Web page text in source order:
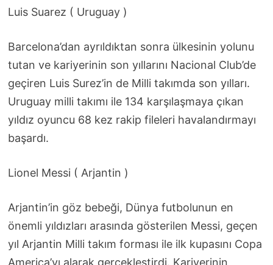
Luis Suarez ( Uruguay )
Barcelona’dan ayrıldıktan sonra ülkesinin yolunu
tutan ve kariyerinin son yıllarını Nacional Club’de
geçiren Luis Surez’in de Milli takımda son yılları.
Uruguay milli takımı ile 134 karşılaşmaya çıkan
yıldız oyuncu 68 kez rakip fileleri havalandırmayı
başardı.
Lionel Messi ( Arjantin )
Arjantin’in göz bebeği, Dünya futbolunun en
önemli yıldızları arasında gösterilen Messi, geçen
yıl Arjantin Milli takım forması ile ilk kupasını Copa